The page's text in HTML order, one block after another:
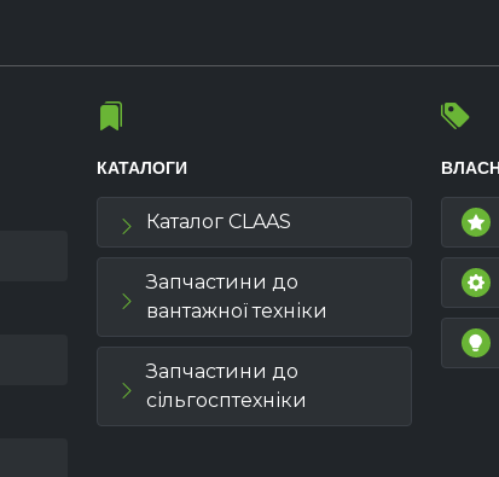
КАТАЛОГИ
Каталог CLAAS
Запчастини до
вантажної техніки
Запчастини до
сільгосптехніки